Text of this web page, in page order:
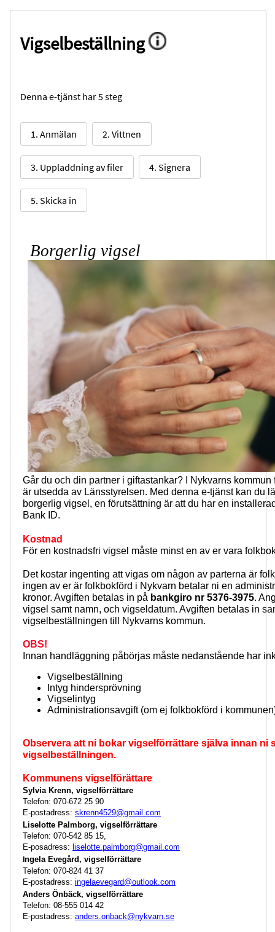
Vigselbeställning
Denna e-tjänst har 5 steg
1. Anmälan 2. Vittnen
3. Uppladdning av filer 4. Signera
5. Skicka in
Borgerlig vigsel
Går du och din partner i giftastankar? I Nykvarns
är utsedda av Länsstyrelsen. Med denna e-tjänst kan du
borgerlig vigsel, en förutsättning är att du har en
Bank ID.
Kostnad
För en kostnadsfri vigsel måste minst en av er vara
Det kostar ingenting att vigas om någon av parterna är
ingen av er är folkbokförd i Nykvarn betalar ni en
kronor. Avgiften betalas in på bankgiro nr 5376-3975.
vigsel samt namn, och vigseldatum. Avgiften betalas in
vigselbeställningen till Nykvarns kommun.
OBS!
Innan handläggning påbörjas måste nedanstående har
Vigselbeställning
Intyg hindersprövning
Vigselintyg
Administrationsavgift (om ej folkbokförd i
Observera att ni bokar vigselförrättare själva innan ni
vigselbeställningen.
Kommunens vigselförättare
Sylvia Krenn, vigselförrättare
Telefon: 070-672 25 90
E-postadress: skrenn4529@gmail.com
Liselotte Palmborg, vigselförrättare
Telefon: 070-542 85 15,
E-posadress: liselotte.palmborg@gmail.com
ngela Evegård, vigselförrättare
Telefon: 070-824 41 37
E-postadress: ingelaevegard@outlook.com
Anders Önbäck, vigselförrättare
Telefon: 08-555 014 42
E-postadress: anders.onback@nykvarn.se